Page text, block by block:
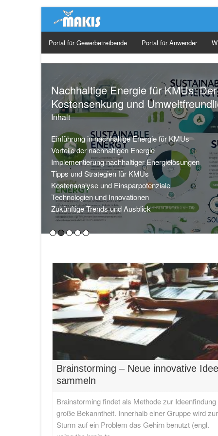
Portal für Gewerbetreibende Portal für Anwender
Nachhaltige Energie für KMUs:
Kostensenkung und
Inhalt
Einführung in nachhaltige Energie für KMUs
Vorteile der nachhaltigen Energie
Implementierung nachhaltiger Energielösungen
Tipps und Strategien für KMUs
Kostenanalyse und Einsparpotenziale
Technologien und Innovationen
Zukünftige Trends und Ausblick
Einführung in nachhaltige Energie für KMUs
Lesen…
Brainstorming – Neue innovative
sammeln
Brainstorming findet als Methode zur Ideenfindung
große Bekanntheit. Innerhalb einer Gruppe wird
Sturm auf ein Problem das Gehirn benutzt (engl.